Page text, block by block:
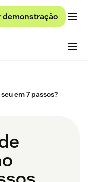
demonstração
em 7 passos?